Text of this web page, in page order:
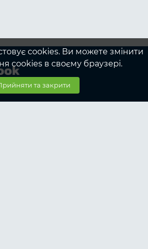
cookies. Ви можете змінити
cookies в своєму браузері.
та закрити